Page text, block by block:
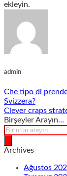
ekleyin.
admin
Che tipo di
Svizzera?
Clever craps
Birşeyler Arayın…
Products
search
Archives
Ağustos